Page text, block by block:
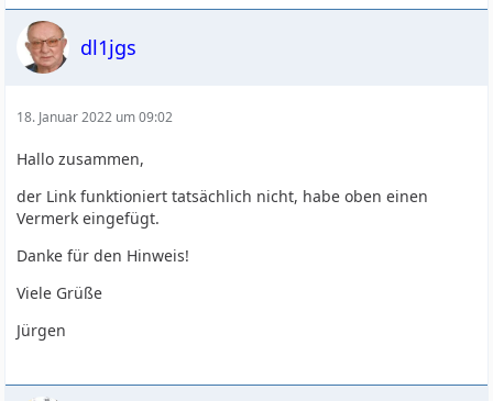
dl1jgs
18. Januar 2022 um 09:02
Hallo zusammen,
der Link funktioniert tatsächlich nicht, habe oben einen
Vermerk eingefügt.
Danke für den Hinweis!
Viele Grüße
Jürgen